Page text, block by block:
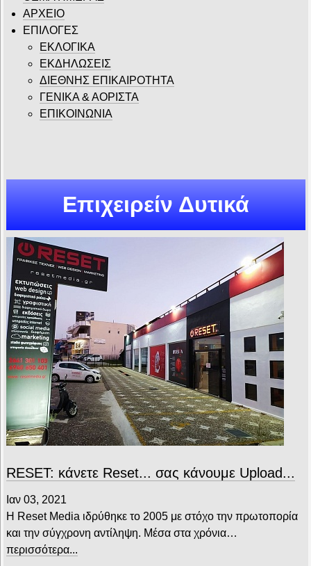
ΑΡΧΕΙΟ
ΕΠΙΛΟΓΕΣ
ΕΚΛΟΓΙΚΑ
ΕΚΔΗΛΩΣΕΙΣ
ΔΙΕΘΝΗΣ ΕΠΙΚΑΙΡΟΤΗΤΑ
ΓΕΝΙΚΑ & ΑΟΡΙΣΤΑ
ΕΠΙΚΟΙΝΩΝΙΑ
Επιχειρείν Δυτικά
RESET: κάνετε Reset... σας κάνουμε Upload...
Ιαν 03, 2021
Η Reset Media ιδρύθηκε το 2005 με στόχο την πρωτοπορία
και την σύγχρονη αντίληψη. Μέσα στα χρόνια…
περισσότερα...